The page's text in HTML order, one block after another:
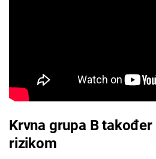
Krvna grupa B
rizikom